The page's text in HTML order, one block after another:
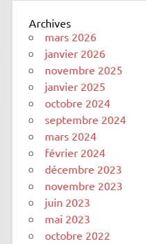
Archives
mars 2026
janvier 2026
novembre 2025
janvier 2025
octobre 2024
septembre 2024
mars 2024
février 2024
décembre 2023
novembre 2023
juin 2023
mai 2023
octobre 2022